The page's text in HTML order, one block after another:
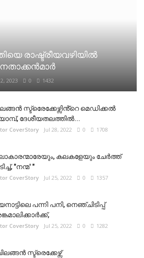
രാഷ്ട്രീയവഴിയിൽ
2023 0 1432
സ്ട്രെേക്കേഴ്സിൻ്റെ മെഡിക്കൽ
ദേശീയതലത്തിൽ...
CoverStory Jul 28, 2022 0 1708
കലകളേയും ചേർത്ത്
"നന്മ' "
CoverStory Jul 25, 2022 0 1357
പന്നി പനി, നെഞ്ചിടിപ്പ്
CoverStory Jul 25, 2022 0 1282
സ്ട്രെക്കേഴ്സ്